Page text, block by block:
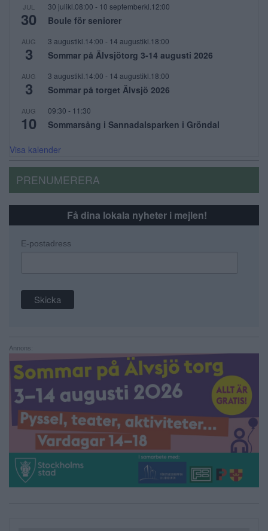
JUL
30
30 julikl.08:00 - 10 septemberkl.12:00
Boule för seniorer
AUG
3
3 augustikl.14:00 - 14 augustikl.18:00
Sommar på Älvsjötorg 3-14 augusti 2026
AUG
3
3 augustikl.14:00 - 14 augustikl.18:00
Sommar på torget Älvsjö 2026
AUG
10
09:30 - 11:30
Sommarsång i Sannadalsparken i Gröndal
Visa kalender
PRENUMERERA
Få dina lokala nyheter i mejlen!
E-postadress
Annons: